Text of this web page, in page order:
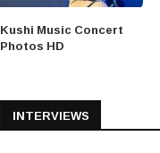
Kushi Music Concert
Photos HD
INTERVIEWS